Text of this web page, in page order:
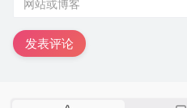
发表评论